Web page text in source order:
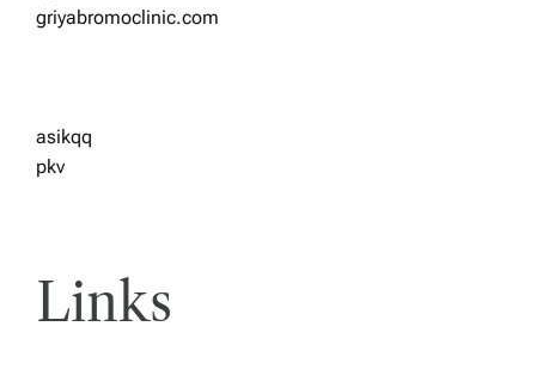
griyabromoclinic.com
asikqq
pkv
Links